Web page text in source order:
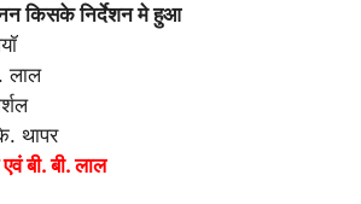
किसके निर्देशन मे हुआ
लाल
थापर
बी. बी. लाल